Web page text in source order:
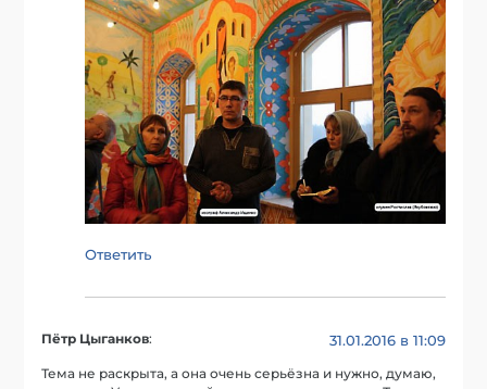
Ответить
Пётр Цыганков: 31.01.2016 в 11:09
Тема не раскрыта, а она очень серьёзна и нужно, думаю,